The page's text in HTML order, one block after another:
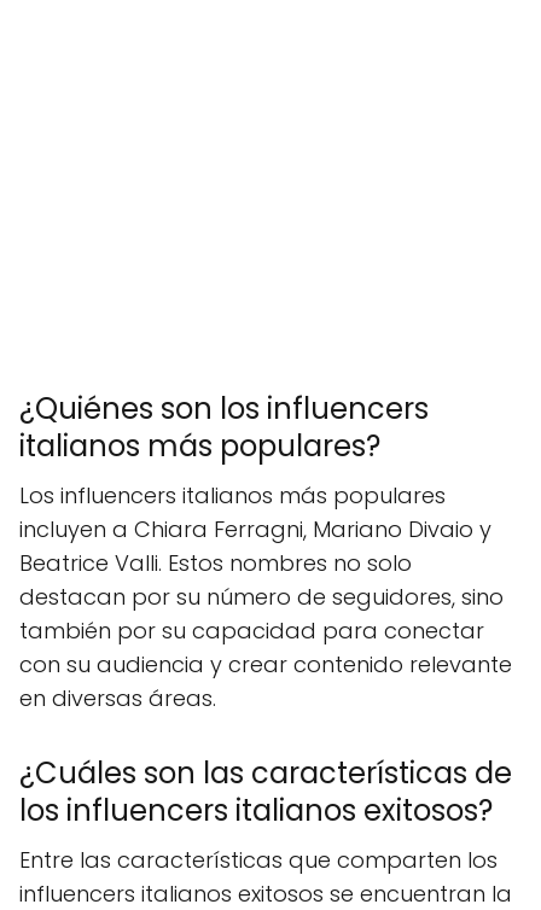
¿Quiénes son los influencers
italianos más populares?
Los influencers italianos más populares
incluyen a Chiara Ferragni, Mariano Divaio y
Beatrice Valli. Estos nombres no solo
destacan por su número de seguidores, sino
también por su capacidad para conectar
con su audiencia y crear contenido relevante
en diversas áreas.
¿Cuáles son las características de
los influencers italianos exitosos?
Entre las características que comparten los
influencers italianos exitosos se encuentran la